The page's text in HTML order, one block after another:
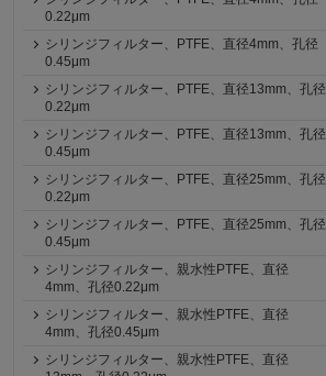
0.22μm
シリンジフィルター、PTFE、直径4mm、孔径
0.45μm
シリンジフィルター、PTFE、直径13mm、孔径
0.22μm
シリンジフィルター、PTFE、直径13mm、孔径
0.45μm
シリンジフィルター、PTFE、直径25mm、孔径
0.22μm
シリンジフィルター、PTFE、直径25mm、孔径
0.45μm
シリンジフィルター、親水性PTFE、直径
4mm、孔径0.22μm
シリンジフィルター、親水性PTFE、直径
4mm、孔径0.45μm
シリンジフィルター、親水性PTFE、直径